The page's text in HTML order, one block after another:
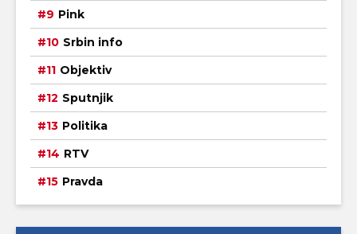
Pink
Srbin info
Objektiv
Sputnjik
Politika
RTV
Pravda